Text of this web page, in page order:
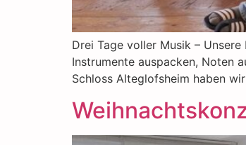
Drei Tage voller Musik –
Instrumente auspacken, Noten
Schloss Alteglofsheim haben